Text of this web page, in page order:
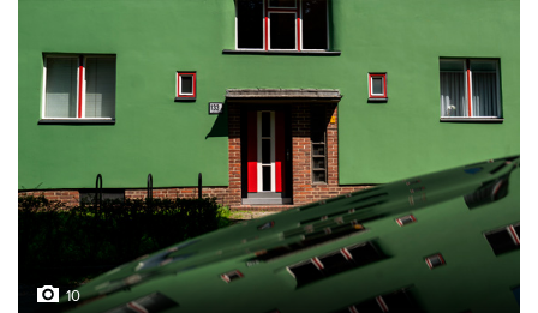
10
Фотохроника 3 августа